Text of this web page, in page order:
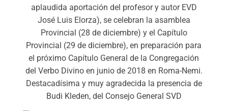
aplaudida aportación del profesor y autor EVD
José Luis Elorza), se celebran la asamblea
Provincial (28 de diciembre) y el Capítulo
Provincial (29 de diciembre), en preparación para
el próximo Capítulo General de la Congregación
del Verbo Divino en junio de 2018 en Roma-Nemi.
Destacadísima y muy agradecida la presencia de
Budi Kleden, del Consejo General SVD